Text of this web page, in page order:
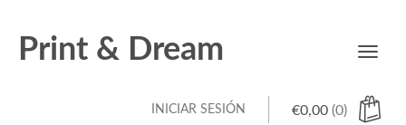
Print & Dream
Toggle
€0,00 (0)
INICIAR SESIÓN